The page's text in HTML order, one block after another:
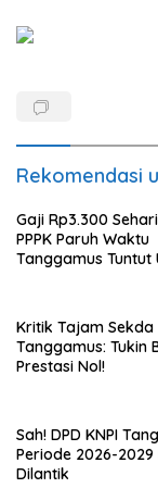
Rekomendasi
Gaji Rp3.300
PPPK Paruh Waktu
Tanggamus Tuntut
Kritik Tajam Sekda
Tanggamus: Tukin
Prestasi Nol!
Sah! DPD KNPI
Periode 2026-2029
Dilantik